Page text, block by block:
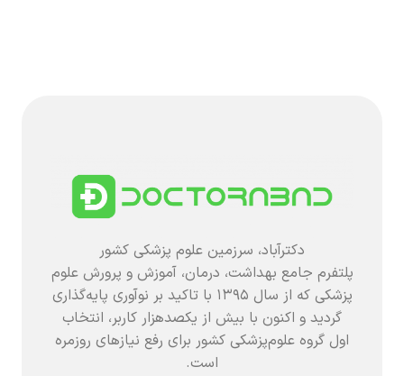
دکترآباد، سرزمین علوم پزشکی کشور
پلتفرم جامع بهداشت، درمان، آموزش و پرورش علوم
پزشکی که از سال ۱۳۹۵ با تاکید بر نوآوری پایه‌گذاری
گردید و اکنون با بیش از یکصدهزار کاربر، انتخاب
اول گروه علوم‌پزشکی کشور برای رفع نیازهای روزمره
است.